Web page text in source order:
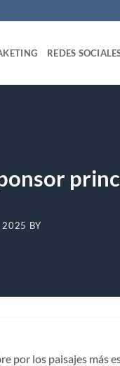
REDES
2025 BY
por los paisajes más